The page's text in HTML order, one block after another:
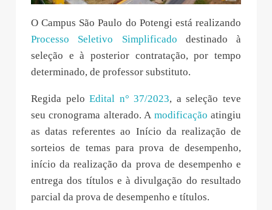
O Campus São Paulo do Potengi está realizando
Processo Seletivo Simplificado destinado à
seleção e à posterior contratação, por tempo
determinado, de professor substituto.
Regida peloEdital n° 37/2023, a seleção teve
seu cronograma alterado. A modificação atingiu
as datas referentes ao Início da realização de
sorteios de temas para prova de desempenho,
início da realização da prova de desempenho e
entrega dos títulos e à divulgação do resultado
parcial da prova de desempenho e títulos.